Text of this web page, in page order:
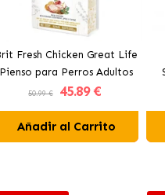
Fresh Chicken Great Life
Pienso para Perros Adultos
con Pollo
50.99 € 45.89 €
Añadir al Carrito